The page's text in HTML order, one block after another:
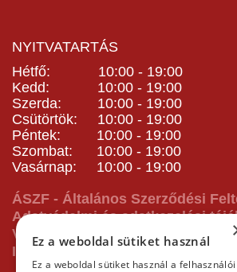
NYITVATARTÁS
Hétfő: 10:00 - 19:00
Kedd: 10:00 - 19:00
Szerda: 10:00 - 19:00
Csütörtök: 10:00 - 19:00
Péntek: 10:00 - 19:00
Szombat: 10:00 - 19:00
Vasárnap: 10:00 - 19:00
ÁSZF - Általános Szerződési
Adatvédelmi és adatkezelési
Vásárlás előtti tájékoztató
Impresszum
Ez a weboldal sütiket használ
Ez a weboldal sütiket használ a felhasználói